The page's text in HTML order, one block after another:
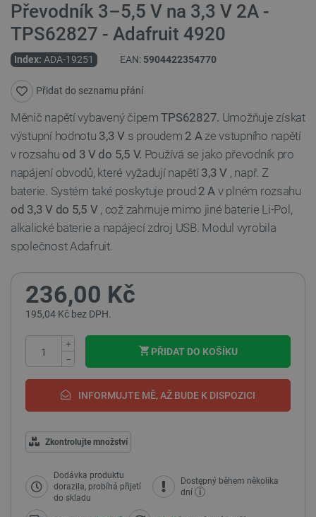
Převodník 3–5,5 V na 3,3 V 2A -
TPS62827 - Adafruit 4920
Index: ADA-19251 EAN: 5904422354770
Přidat do seznamu přání
Měnič napětí vybavený čipemTPS62827. Umožňuje získat
výstupní hodnotu 3,3 V s proudem 2 Aze vstupního napětí
v rozsahu od 3 V do 5,5 V. Používá se jako převodník pro
napájení obvodů, které vyžadují napětí 3,3 V , např. Z
baterie. Systém také poskytuje proud 2 A v plném rozsahu
od 3,3 V do 5,5 V, což zahrnuje mimo jiné baterie Li-Pol,
alkalické baterie a napájecí zdroj USB. Modul vyrobila
společnost Adafruit.
236,00 Kč
195,04 Kč bez DPH.
+
−
PŘIDAT DO KOŠÍKU
INFORMUJTE MĚ, AŽ BUDE K DISPOZICI
Zkontrolujte množství
Dodávka produktu
dorazila, probíhá přijetí
do skladu
Dostępný během několika
dní i